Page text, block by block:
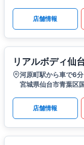
店舗情報
リアルボディ仙
河原町駅から車で6分
宮城県仙台市青葉区
店舗情報